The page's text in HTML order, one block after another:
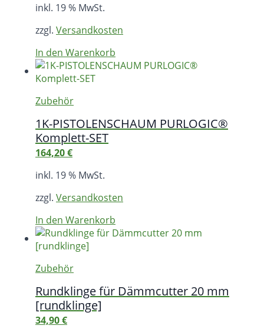
inkl. 19 % MwSt.
zzgl. Versandkosten
In den Warenkorb
Zubehör
1K-PISTOLENSCHAUM PURLOGIC®
Komplett-SET
164,20€
inkl. 19 % MwSt.
zzgl. Versandkosten
In den Warenkorb
Zubehör
Rundklinge für Dämmcutter 20 mm
[rundklinge]
34,90€